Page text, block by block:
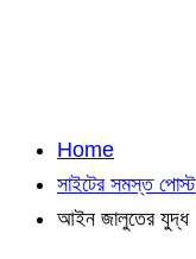
Home
সাইটের সমস্ত পোস্ট
আইন জালুতের যুদ্ধ